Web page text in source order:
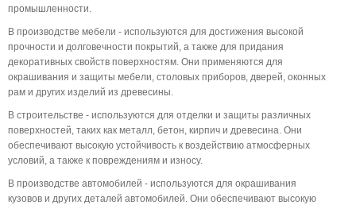
промышленности.
В производстве мебели - используются для достижения высокой
прочности и долговечности покрытий, а также для придания
декоративных свойств поверхностям. Они применяются для
окрашивания и защиты мебели, столовых приборов, дверей, оконных
рам и других изделий из древесины.
В строительстве - используются для отделки и защиты различных
поверхностей, таких как металл, бетон, кирпич и древесина. Они
обеспечивают высокую устойчивость к воздействию атмосферных
условий, а также к повреждениям и износу.
В производстве автомобилей - используются для окрашивания
кузовов и других деталей автомобилей. Они обеспечивают высокую